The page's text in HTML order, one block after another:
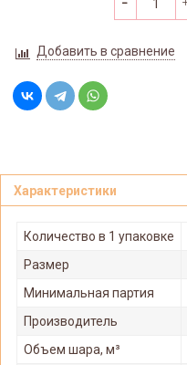
Добавить в сравнение
Характеристики
Количество в 1 упаковке
Размер
Минимальная партия
Производитель
Объем шара, м³